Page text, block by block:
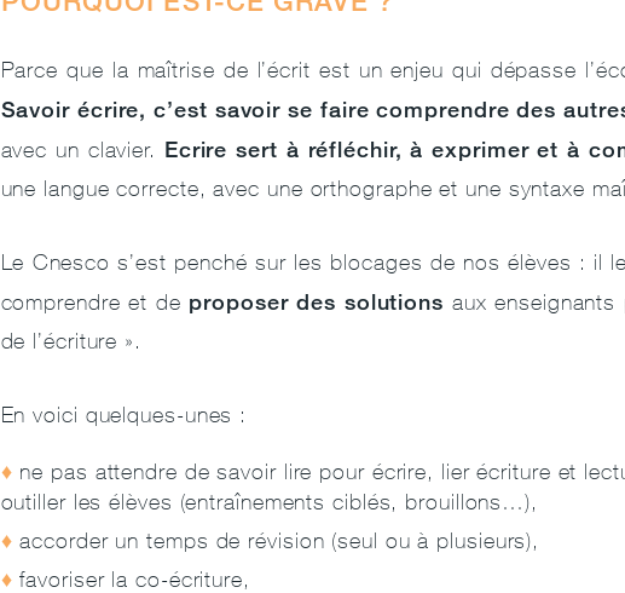
Parce que la maîtrise de l’écrit est un enjeu qui dépasse
Savoir écrire, c’est savoir se faire comprendre des
avec un clavier. Ecrire sert à réfléchir, à exprimer et à
une langue correcte, avec une orthographe et une syntaxe
Le Cnesco s’est penché sur les blocages de nos élèves : il
comprendre et de proposer des solutions aux enseignants
de l’écriture ».
En voici quelques-unes :
ne pas attendre de savoir lire pour écrire, lier écriture et
outiller les élèves (entraînements ciblés, brouillons…),
accorder un temps de révision (seul ou à plusieurs),
favoriser la co-écriture,